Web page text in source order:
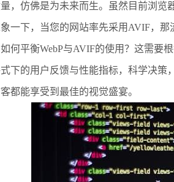
，仿佛是为未来而生。虽然目前浏览
一下，当您的网站率先采用AVIF，那
何平衡WebP与AVIF的使用？这需要
下的用户反馈与性能指标，科学决
都能享受到最佳的视觉盛宴。